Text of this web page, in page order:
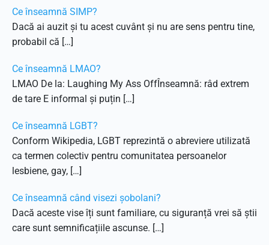
Ce înseamnă SIMP?
Dacă ai auzit și tu acest cuvânt și nu are sens pentru tine,
probabil că […]
Ce înseamnă LMAO?
LMAO De la: Laughing My Ass OffÎnseamnă: râd extrem
de tare E informal și puțin […]
Ce înseamnă LGBT?
Conform Wikipedia, LGBT reprezintă o abreviere utilizată
ca termen colectiv pentru comunitatea persoanelor
lesbiene, gay, […]
Ce înseamnă când visezi șobolani?
Dacă aceste vise îți sunt familiare, cu siguranță vrei să știi
care sunt semnificațiile ascunse. […]